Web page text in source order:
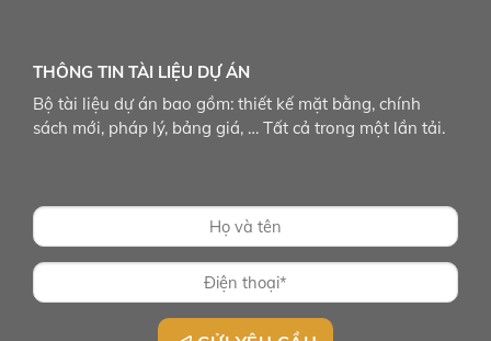
THÔNG TIN TÀI LIỆU DỰ ÁN
Bộ tài liệu dự án bao gồm: thiết kế mặt bằng, chính
sách mới, pháp lý, bảng giá, … Tất cả trong một lần tải.